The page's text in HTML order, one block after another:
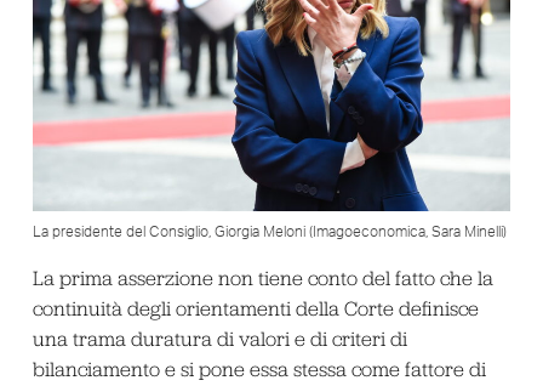
La presidente del Consiglio, Giorgia Meloni (Imagoeconomica, Sara Minelli)
La prima asserzione non tiene conto del fatto che la
continuità degli orientamenti della Corte definisce
una trama duratura di valori e di criteri di
bilanciamento e si pone essa stessa come fattore di